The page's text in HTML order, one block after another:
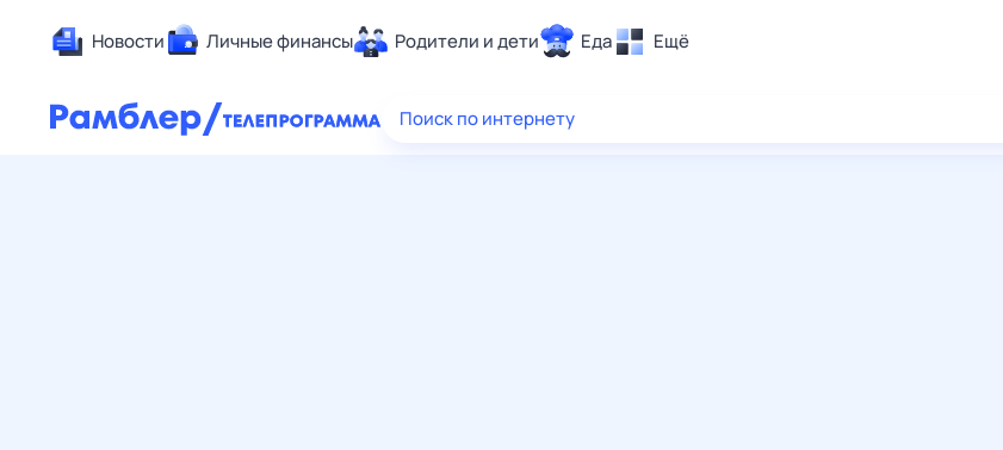
Новости Личные финансы Родители и дети Еда Ещё
Здоровье
Поиск по интернету